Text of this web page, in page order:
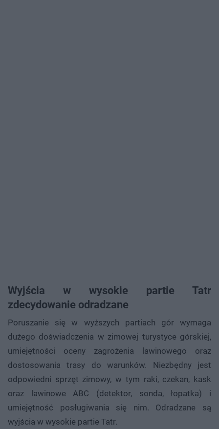
Wyjścia w wysokie partie Tatr
zdecydowanie odradzane
Poruszanie się w wyższych partiach gór wymaga
dużego doświadczenia w zimowej turystyce górskiej,
umiejętności oceny zagrożenia lawinowego oraz
dostosowania trasy do warunków. Niezbędny jest
odpowiedni sprzęt zimowy, w tym raki, czekan, kask
oraz lawinowe ABC (detektor, sonda, łopatka) i
umiejętność posługiwania się nim. Odradzane są
wyjścia w wysokie partie Tatr.